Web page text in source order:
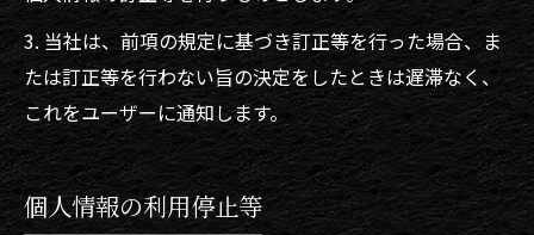
3. 当社は、前項の規定に基づき訂正等を行った場合、ま
たは訂正等を行わない旨の決定をしたときは遅滞なく、
これをユーザーに通知します。
個人情報の利用停止等